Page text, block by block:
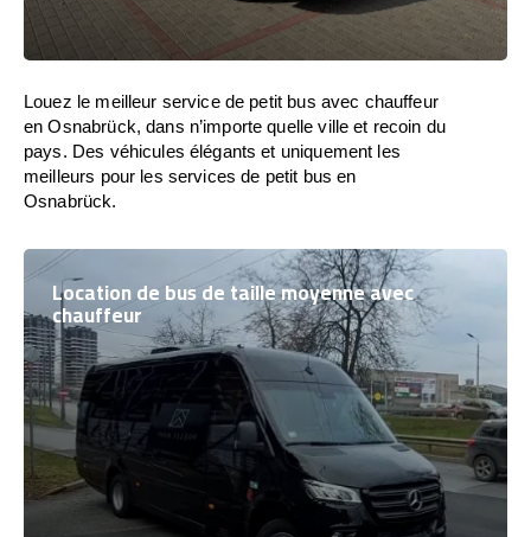
Louez le meilleur service de petit bus avec chauffeur
en Osnabrück, dans n’importe quelle ville et recoin du
pays. Des véhicules élégants et uniquement les
meilleurs pour les services de petit bus en
Osnabrück.
Location de bus de taille moyenne avec
chauffeur